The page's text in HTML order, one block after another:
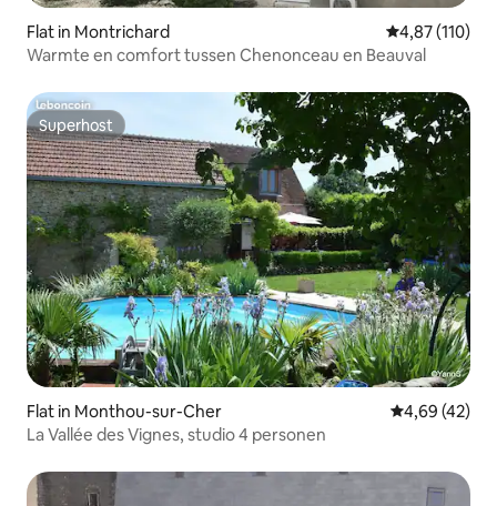
Flat in Montrichard Gemiddelde
4,87 (110)
Warmte en comfort tussen Chenonceau en Beauval
Superhost
Superhost
Flat in Monthou-sur-Cher Gemiddelde
4,69 (42)
La Vallée des Vignes, studio 4 personen